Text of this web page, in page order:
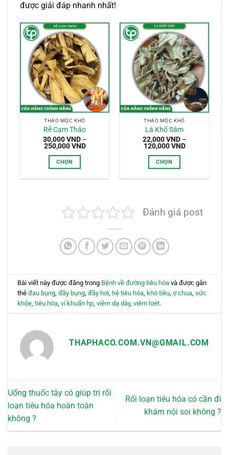
được giải đáp nhanh nhất!
THẢO MỘC KHÔ
Rễ Cam Thảo
30,000VND –
250,000VNDKhoảng
250,000 VND
CHỌN
có
nhiều
thể.
Các
có
thể
được
sản
THẢO MỘC KHÔ
Lá Khổ Sâm
22,000VND –
120,000VNDKhoảng
120,000 VND
CHỌN
nhiều
thể.
Các
có
thể
sản
Đánh giá post
Bài viết này được đăng trong Bệnh về đường tiêu hóa và được gắn
thẻđau bụng,đầy bụng,đầy hơi, hệ tiêu hóa, khó tiêu,ợ chua,sức
khỏe,tiêu hóa,vi khuẩn hp,viêm dạ dày,viêm loét.
THAPHACO.COM.VN@GMAIL.COM
Uống thuốc tây có giúp trị rối
loạn tiêu hóa hoàn toàn
không ?
Rối loạn tiêu hóa có cần đi
khám nội soi không ?